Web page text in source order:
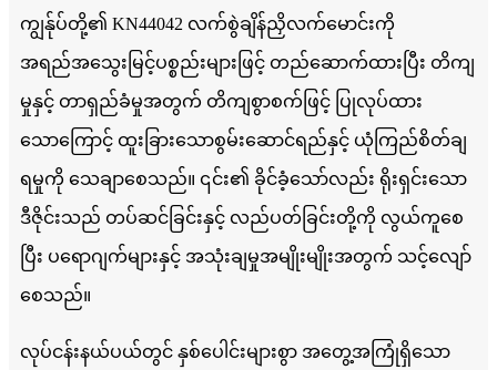
ကျွန်ုပ်တို့၏ KN44042 လက်စွဲချိန်ညှိလက်မောင်းကို
အရည်အသွေးမြင့်ပစ္စည်းများဖြင့် တည်ဆောက်ထားပြီး တိကျ
မှုနှင့် တာရှည်ခံမှုအတွက် တိကျစွာစက်ဖြင့် ပြုလုပ်ထား
သောကြောင့် ထူးခြားသောစွမ်းဆောင်ရည်နှင့် ယုံကြည်စိတ်ချ
ရမှုကို သေချာစေသည်။ ၎င်း၏ ခိုင်ခံ့သော်လည်း ရိုးရှင်းသော
ဒီဇိုင်းသည် တပ်ဆင်ခြင်းနှင့် လည်ပတ်ခြင်းတို့ကို လွယ်ကူစေ
ပြီး ပရောဂျက်များနှင့် အသုံးချမှုအမျိုးမျိုးအတွက် သင့်လျော်
စေသည်။
လုပ်ငန်းနယ်ပယ်တွင် နှစ်ပေါင်းများစွာ အတွေ့အကြုံရှိသော